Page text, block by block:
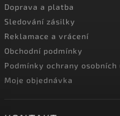
Doprava a platba
Sledování zásilky
Reklamace a vrácení
Obchodní podmínky
Podmínky ochrany osobních
Moje objednávka